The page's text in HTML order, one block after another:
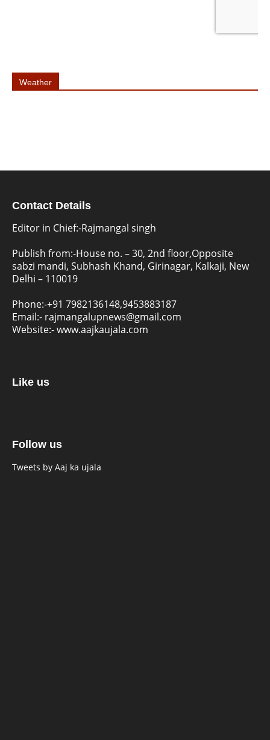
Weather
Contact Details
Editor in Chief:-Rajmangal singh
Publish from:-House no. – 30, 2nd floor,Opposite
sabzi mandi, Subhash Khand, Girinagar, Kalkaji, New
Delhi – 110019
Phone:-+91 7982136148,9453883187
Email:- rajmangalupnews@gmail.com
Website:-www.aajkaujala.com
Like us
Follow us
Tweets by Aaj ka ujala